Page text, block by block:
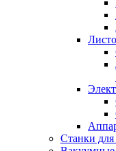
Станки для